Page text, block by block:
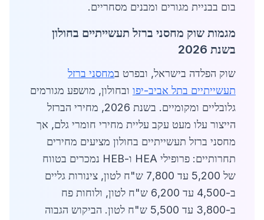
בום בבניית מגורים ומבנים מסחריים.
מגמות שוק מחסני ברזל תעשייתיים בחולון
בשנת 2026
שוק הפלדה בישראל, ובפרט במחסני ברזל
תעשייתיים בתל אביב-יפו ובחולון, מושפע מגורמים
גלובליים ומקומיים. בשנת 2026, מחירי הברזל
הייצור עלו מעט עקב עליית מחירי חומרי גלם, אך
מחסני ברזל תעשייתיים בחולון מציעים מחירים
תחרותיים: פרופילי HEA ו-HEB נמכרים בטווח
של 5,200 עד 7,800 ש"ח לטון, צינורות גליים
ב-4,500 עד 6,200 ש"ח לטון, ולוחות פח
ב-3,800 עד 5,500 ש"ח לטון. הביקוש הגבוה